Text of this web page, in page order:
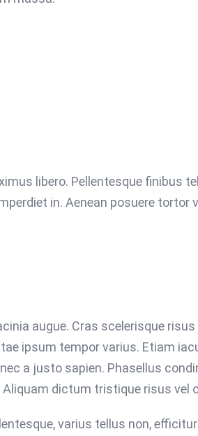
libero. Pellentesque finibus
in. Aenean posuere tortor
augue. Cras scelerisque
ipsum tempor varius. Etiam
a justo sapien. Phasellus
dictum tristique risus vel
varius tellus non,